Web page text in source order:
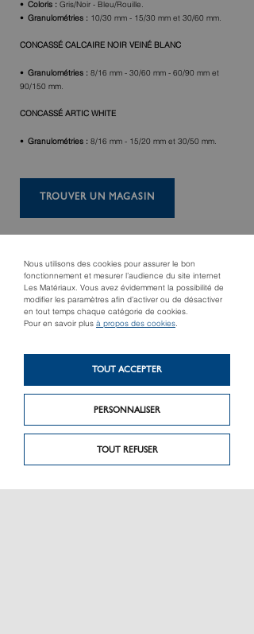
Nous utilisons des cookies pour assurer le bon
fonctionnement et mesurer l’audience du site internet
Les Matériaux. Vous avez évidemment la possibilité de
modifier les paramètres afin d’activer ou de désactiver
en tout temps chaque catégorie de cookies.
Pour en savoir plus à propos des cookies.
TOUT REFUSER
PERSONNALISER
TOUT ACCEPTER
Coloris : Gris/Noir - Bleu/Rouille.
Granulométries : 10/30 mm - 15/30 mm et 30/60 mm.
CONCASSÉ CALCAIRE NOIR VEINÉ BLANC
Granulométries : 8/16 mm - 30/60 mm - 60/90 mm et
90/150 mm.
CONCASSÉ ARTIC WHITE
Granulométries : 8/16 mm - 15/20 mm et 30/50 mm.
TROUVER UN MAGASIN
Paillette d’ardoise
Produit suivant
Plot Eterno auto-
nivelant réglable